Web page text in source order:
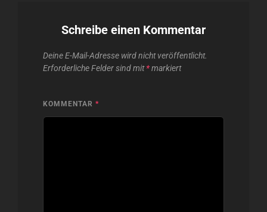
Schreibe einen Kommentar
Deine E-Mail-Adresse wird nicht veröffentlicht.
Erforderliche Felder sind mit*markiert
KOMMENTAR *